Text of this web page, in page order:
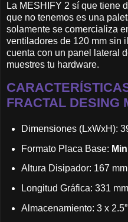
La MESHIFY 2 sí que tiene
que no tenemos es una
solamente se comercializa
ventiladores de 120 mm sin
cuenta con un panel lateral
muestres tu hardware.
FRACTAL DESING
Dimensiones (LxWxH):
Formato Placa Base:
Altura Disipador: 167 mm
Longitud Gráfica: 331
Almacenamiento: 3 x 2.5”